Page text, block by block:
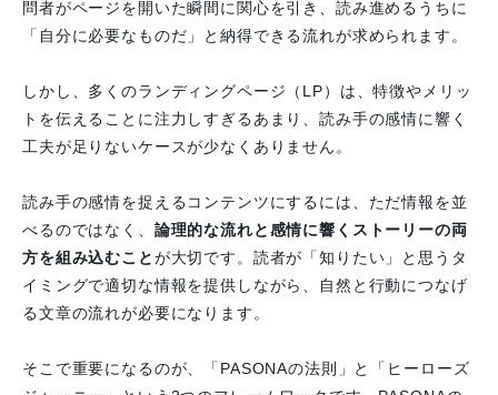
問者がページを開いた瞬間に関心を引き、読み進めるうちに
「自分に必要なものだ」と納得できる流れが求められます。
しかし、多くのランディングページ（LP）は、特徴やメリッ
トを伝えることに注力しすぎるあまり、読み手の感情に響く
工夫が足りないケースが少なくありません。
読み手の感情を捉えるコンテンツにするには、ただ情報を並
べるのではなく、 論理的な流れと感情に響くストーリーの両
方を組み込むことが大切です。読者が「知りたい」と思うタ
イミングで適切な情報を提供しながら、自然と行動につなげ
る文章の流れが必要になります。
そこで重要になるのが、「PASONAの法則」と「ヒーローズ